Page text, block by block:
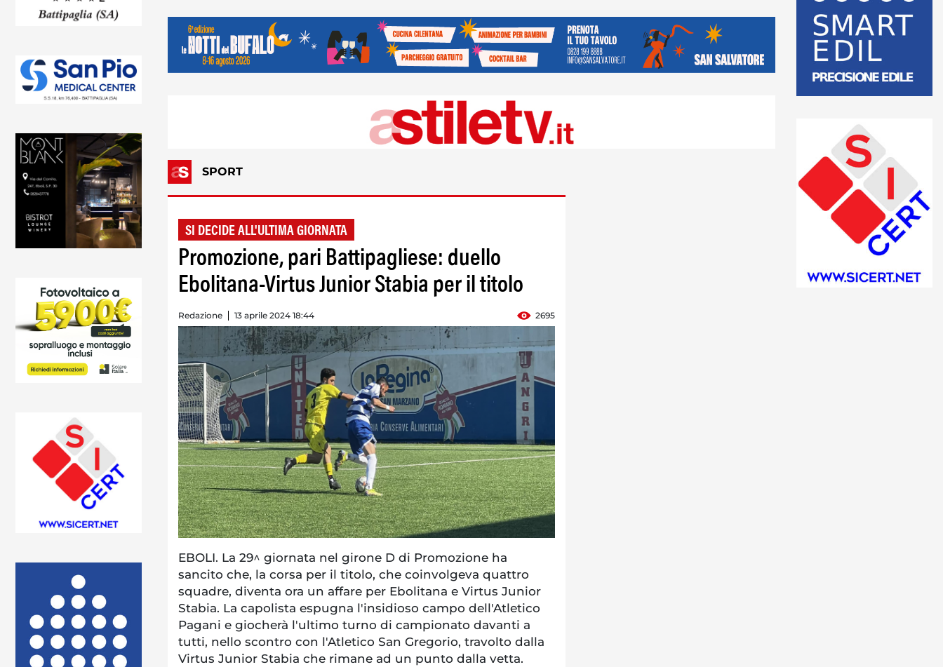
SPORT
SI DECIDE ALL'ULTIMA GIORNATA
Promozione, pari Battipagliese: duello
Ebolitana-Virtus Junior Stabia per il titolo
Redazione 13 aprile 2024 18:44 2695
EBOLI. La 29^ giornata nel girone D di Promozione ha
sancito che, la corsa per il titolo, che coinvolgeva quattro
squadre, diventa ora un affare per Ebolitana e Virtus Junior
Stabia. La capolista espugna l'insidioso campo dell'Atletico
Pagani e giocherà l'ultimo turno di campionato davanti a
tutti, nello scontro con l'Atletico San Gregorio, travolto dalla
Virtus Junior Stabia che rimane ad un punto dalla vetta.